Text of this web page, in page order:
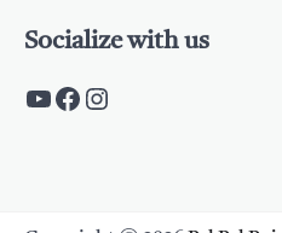
Socialize with us
https://
https://
Instagram